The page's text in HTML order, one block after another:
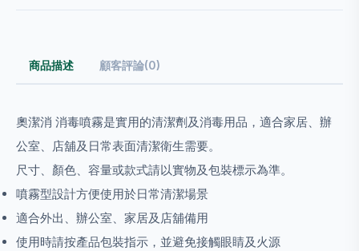
商品描述 顧客評論(0)
奧潔消 消毒噴霧是實用的清潔劑及消毒用品，適合家居、辦
公室、店舖及日常表面清潔衛生需要。
尺寸、顏色、容量或款式請以實物及包裝標示為準。
噴霧型設計方便使用於日常清潔場景
適合外出、辦公室、家居及店舖備用
使用時請按產品包裝指示，並避免接觸眼睛及火源